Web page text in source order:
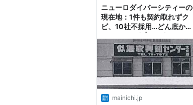
ニューロダイバーシティーの
現在地：1件も契約取れずク
ビ、10社不採用…どん底から
mainichi.jp